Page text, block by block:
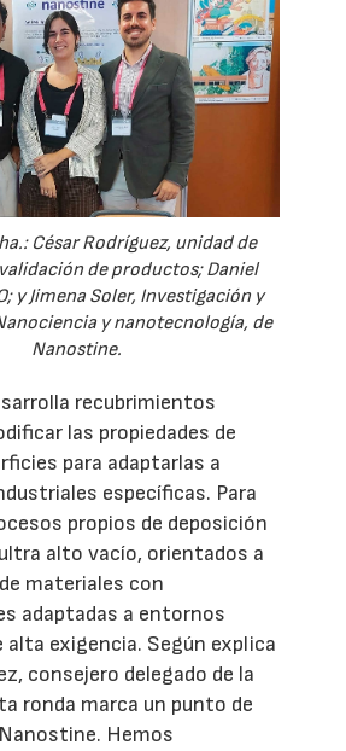
César Rodríguez, unidad de
de productos; Daniel
y Jimena Soler, Investigación y
y nanotecnología, de
Nanostine.
recubrimientos
las propiedades de
para adaptarlas a
específicas. Para
propios de deposición
alto vacío, orientados a
materiales con
adaptadas a entornos
alta exigencia. Según explica
consejero delegado de la
ronda marca un punto de
Hemos